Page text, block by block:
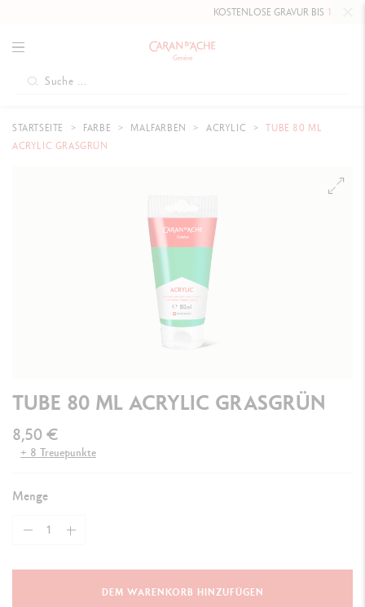
KOSTENLOSE GRAVUR BIS10. MAI 2026
STARTSEITE FARBE MALFARBEN ACRYLIC
TUBE 80 ML
ACRYLIC GRASGRÜN
TUBE 80 ML ACRYLIC GRASGRÜN
8,50 €
+ 8 Treuepunkte
Menge
DEM WARENKORB HINZUFÜGEN